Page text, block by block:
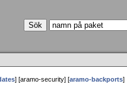
] [aramo-security] [aramo-backports]